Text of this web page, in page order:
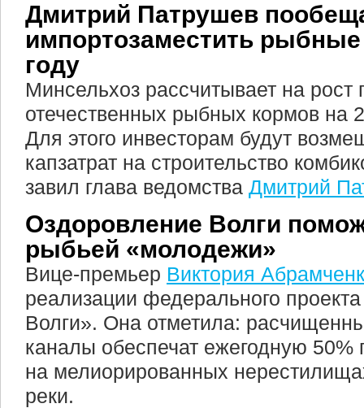
Дмитрий Патрушев
импортозаместить рыбные
году
Минсельхоз рассчитывает на рост
отечественных рыбных кормов на
Для этого инвесторам будут
капзатрат на строительство
завил глава ведомства Дмитрий
Оздоровление Волги
рыбьей «молодежи»
Вице-премьер Виктория
реализации федерального
Волги». Она отметила:
каналы обеспечат ежегодную 50%
на мелиорированных
реки.